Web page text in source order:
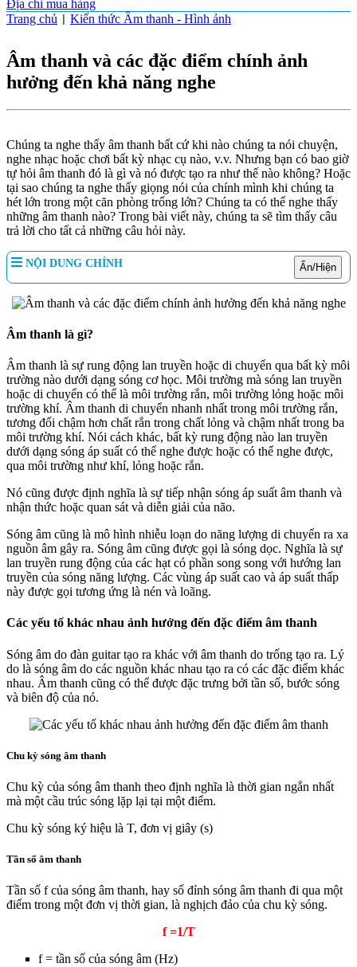
Địa chỉ mua hàng
Trang chủ
Kiến thức Âm thanh - Hình ảnh
Âm thanh và các đặc điểm chính ảnh
hưởng đến khả năng nghe
Chúng ta nghe thấy âm thanh bất cứ khi nào chúng ta nói chuyện,
nghe nhạc hoặc chơi bất kỳ nhạc cụ nào, v.v. Nhưng bạn có bao giờ
tự hỏi âm thanh đó là gì và nó được tạo ra như thế nào không? Hoặc
tại sao chúng ta nghe thấy giọng nói của chính mình khi chúng ta
hét lớn trong một căn phòng trống lớn? Chúng ta có thể nghe thấy
những âm thanh nào? Trong bài viết này, chúng ta sẽ tìm thấy câu
trả lời cho tất cả những câu hỏi này.
NỘI DUNG CHÍNH Ẩn/Hiện
Âm thanh là gì?
Âm thanh là sự rung động lan truyền hoặc di chuyển qua bất kỳ môi
trường nào dưới dạng sóng cơ học. Môi trường mà sóng lan truyền
hoặc di chuyển có thể là môi trường rắn, môi trường lỏng hoặc môi
trường khí. Âm thanh di chuyển nhanh nhất trong môi trường rắn,
tương đối chậm hơn chất rắn trong chất lỏng và chậm nhất trong ba
môi trường khí. Nói cách khác, bất kỳ rung động nào lan truyền
dưới dạng sóng áp suất có thể nghe được hoặc có thể nghe được,
qua môi trường như khí, lỏng hoặc rắn.
Nó cũng được định nghĩa là sự tiếp nhận sóng áp suất âm thanh và
nhận thức hoặc quan sát và diễn giải của não.
Sóng âm cũng là mô hình nhiễu loạn do năng lượng di chuyển ra xa
nguồn âm gây ra. Sóng âm cũng được gọi là sóng dọc. Nghĩa là sự
lan truyền rung động của các hạt có phần song song với hướng lan
truyền của sóng năng lượng. Các vùng áp suất cao và áp suất thấp
này được gọi tương ứng là nén và loãng.
Các yếu tố khác nhau ảnh hưởng đến đặc điểm âm thanh
Sóng âm do đàn guitar tạo ra khác với âm thanh do trống tạo ra. Lý
do là sóng âm do các nguồn khác nhau tạo ra có các đặc điểm khác
nhau. Âm thanh cũng có thể được đặc trưng bởi tần số, bước sóng
và biên độ của nó.
Chu kỳ sóng âm thanh
Chu kỳ của sóng âm thanh theo định nghĩa là thời gian ngắn nhất
mà một cầu trúc sóng lặp lại tại một điểm.
Chu kỳ sóng ký hiệu là T, đơn vị giây (s)
Tần số âm thanh
Tần số f của sóng âm thanh, hay số đỉnh sóng âm thanh đi qua một
điểm trong một đơn vị thời gian, là nghịch đảo của chu kỳ sóng.
f =1/T
f = tần số của sóng âm (Hz)